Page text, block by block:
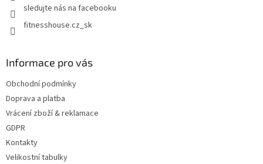
sledujte nás na facebooku
fitnesshouse.cz_sk
Informace pro vás
Obchodní podmínky
Doprava a platba
Vrácení zboží & reklamace
GDPR
Kontakty
Velikostní tabulky